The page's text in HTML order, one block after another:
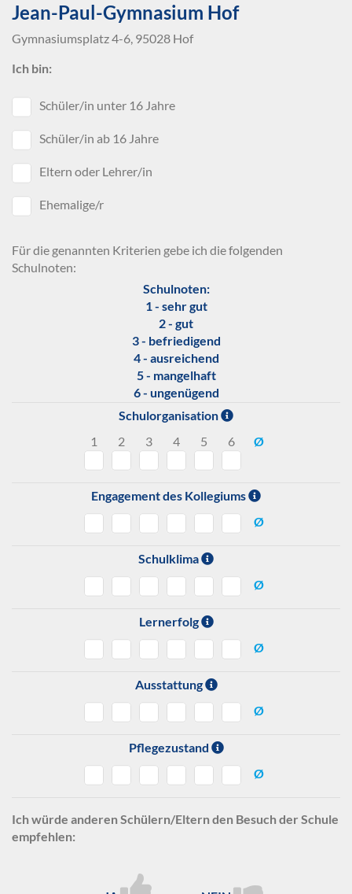
Jean-Paul-Gymnasium Hof
Gymnasiumsplatz 4-6, 95028 Hof
Ich bin:
Schüler/in unter 16 Jahre
Schüler/in ab 16 Jahre
Eltern oder Lehrer/in
Ehemalige/r
Für die genannten Kriterien gebe ich die folgenden
Schulnoten:
Schulnoten:
1 - sehr gut
2 - gut
3 - befriedigend
4 - ausreichend
5 - mangelhaft
6 - ungenügend
Schulorganisation
1
2 3 4 5 6 Ø
Engagement des Kollegiums
Ø
Schulklima
Ø
Lernerfolg
Ø
Ausstattung
Ø
Pflegezustand
Ø
Ich würde anderen Schülern/Eltern den Besuch der Schule
empfehlen: